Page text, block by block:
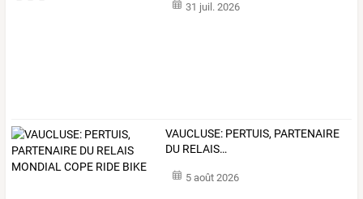
31 juil. 2026
VAUCLUSE: PERTUIS, PARTENAIRE
DU RELAIS…
5 août 2026